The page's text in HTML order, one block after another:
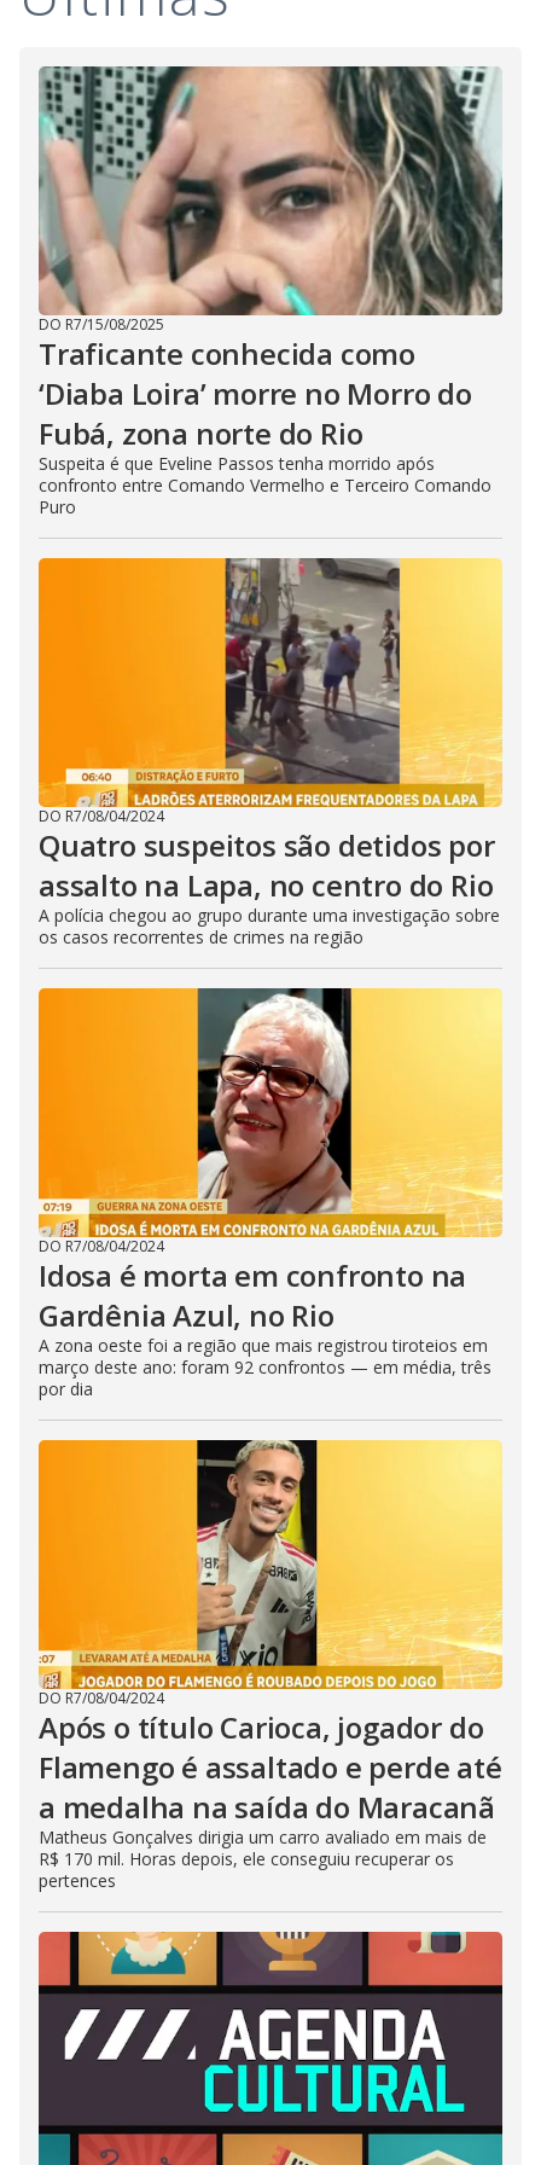
d
e
o
DO R7/15/08/2025
Traficante conhecida como
‘Diaba Loira’ morre no Morro do
Fubá, zona norte do Rio
Suspeita é que Eveline Passos tenha morrido após
confronto entre Comando Vermelho e Terceiro Comando
Puro
DO R7/08/04/2024
Quatro suspeitos são detidos por
assalto na Lapa, no centro do Rio
A polícia chegou ao grupo durante uma investigação sobre
os casos recorrentes de crimes na região
DO R7/08/04/2024
Idosa é morta em confronto na
Gardênia Azul, no Rio
A zona oeste foi a região que mais registrou tiroteios em
março deste ano: foram 92 confrontos — em média, três
por dia
DO R7/08/04/2024
Após o título Carioca, jogador do
Flamengo é assaltado e perde até
a medalha na saída do Maracanã
Matheus Gonçalves dirigia um carro avaliado em mais de
R$ 170 mil. Horas depois, ele conseguiu recuperar os
pertences